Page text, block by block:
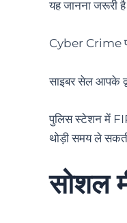
यह जानना जरूरी
Cyber Crime
साइबर सेल आपके
पुलिस स्टेशन में
थोड़ी समय ले
सोशल